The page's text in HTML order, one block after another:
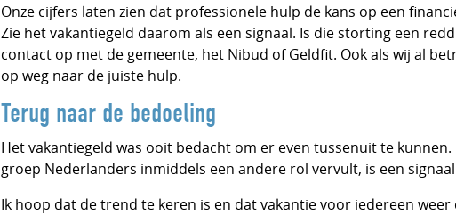
Onze cijfers laten zien dat professionele hulp de kans op een
Zie het vakantiegeld daarom als een signaal. Is die storting een
contact op met de gemeente, het Nibud of Geldfit. Ook als wij al
op weg naar de juiste hulp.
Terug naar de bedoeling
Het vakantiegeld was ooit bedacht om er even tussenuit te
groep Nederlanders inmiddels een andere rol vervult, is een
Ik hoop dat de trend te keren is en dat vakantie voor iedereen